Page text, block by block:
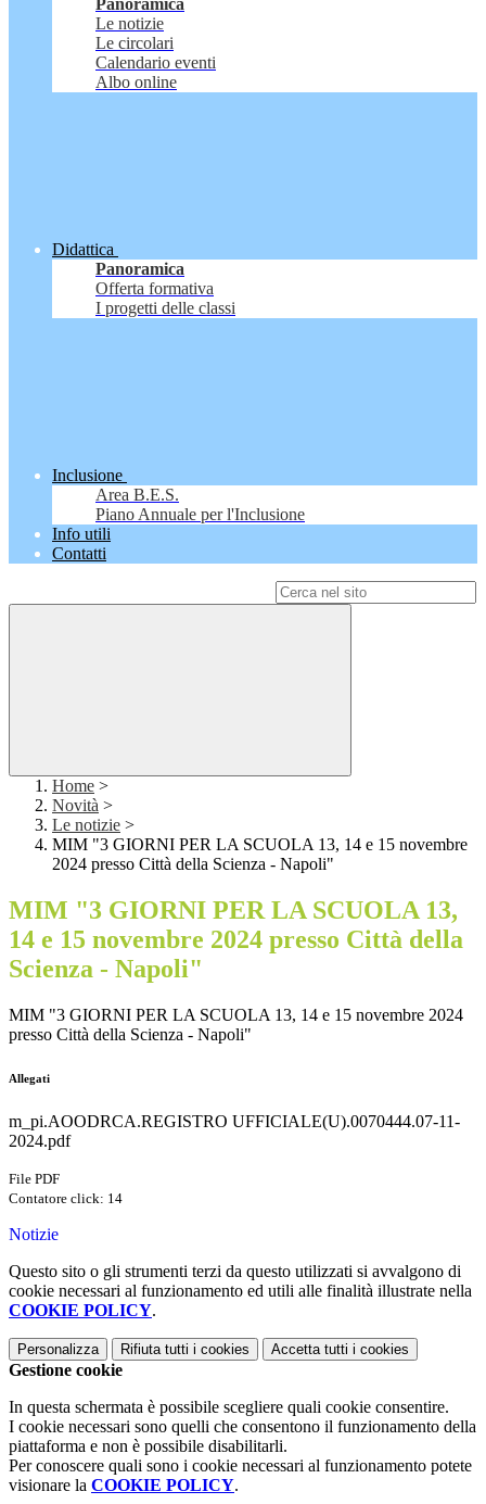
Panoramica
Le notizie
Le circolari
Calendario eventi
Albo online
Didattica
Panoramica
Offerta formativa
I progetti delle classi
Inclusione
Area B.E.S.
Piano Annuale per l'Inclusione
Info utili
Contatti
Home >
Novità >
Le notizie >
MIM "3 GIORNI PER LA SCUOLA 13, 14 e 15 novembre
2024 presso Città della Scienza - Napoli"
MIM "3 GIORNI PER LA SCUOLA 13,
14 e 15 novembre 2024 presso Città della
Scienza - Napoli"
MIM "3 GIORNI PER LA SCUOLA 13, 14 e 15 novembre 2024
presso Città della Scienza - Napoli"
Allegati
m_pi.AOODRCA.REGISTRO UFFICIALE(U).0070444.07-11-
2024.pdf
File PDF
Contatore click: 14
Notizie
Questo sito o gli strumenti terzi da questo utilizzati si avvalgono di
cookie necessari al funzionamento ed utili alle finalità illustrate nella
COOKIE POLICY.
Personalizza Rifiuta tutti i cookies Accetta tutti i cookies
Gestione cookie
In questa schermata è possibile scegliere quali cookie consentire.
I cookie necessari sono quelli che consentono il funzionamento della
piattaforma e non è possibile disabilitarli.
Per conoscere quali sono i cookie necessari al funzionamento potete
visionare la COOKIE POLICY.